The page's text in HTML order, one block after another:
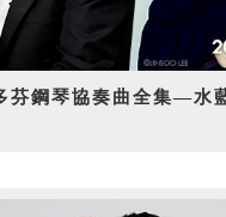
芬鋼琴協奏曲全集—水